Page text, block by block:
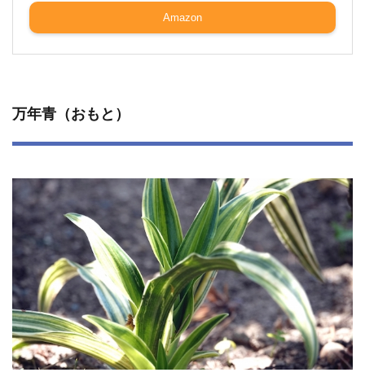
Amazon
万年青（おもと）